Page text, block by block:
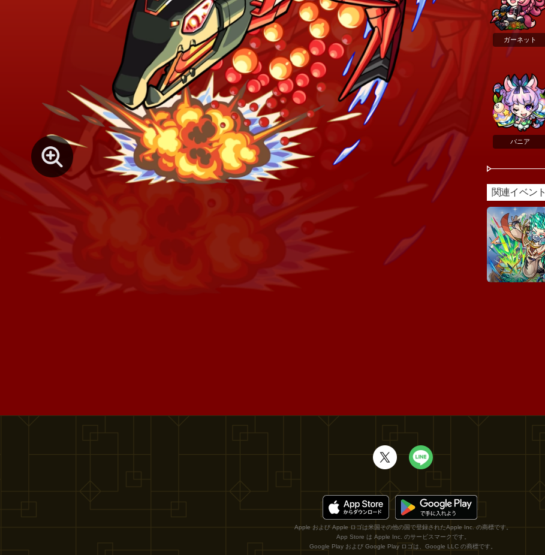
ガーネット
バニア
関連イベント
Apple および Apple ロゴは米国その他の国で登録されたApple Inc. の商標です。
App Store は Apple Inc. のサービスマークです。
Google Play および Google Play ロゴは、Google LLC の商標です。